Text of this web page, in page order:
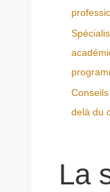
delà du
La